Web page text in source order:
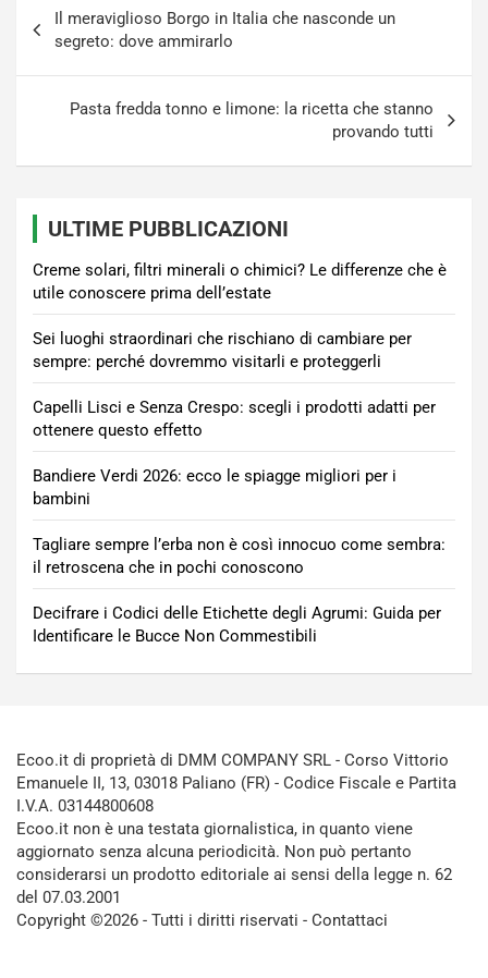
articoli
Il meraviglioso Borgo in Italia che nasconde un
segreto: dove ammirarlo
Pasta fredda tonno e limone: la ricetta che stanno
provando tutti
ULTIME PUBBLICAZIONI
Creme solari, filtri minerali o chimici? Le differenze che è
utile conoscere prima dell’estate
Sei luoghi straordinari che rischiano di cambiare per
sempre: perché dovremmo visitarli e proteggerli
Capelli Lisci e Senza Crespo: scegli i prodotti adatti per
ottenere questo effetto
Bandiere Verdi 2026: ecco le spiagge migliori per i
bambini
Tagliare sempre l’erba non è così innocuo come sembra:
il retroscena che in pochi conoscono
Decifrare i Codici delle Etichette degli Agrumi: Guida per
Identificare le Bucce Non Commestibili
Ecoo.it di proprietà di DMM COMPANY SRL - Corso Vittorio
Emanuele II, 13, 03018 Paliano (FR) - Codice Fiscale e Partita
I.V.A. 03144800608
Ecoo.it non è una testata giornalistica, in quanto viene
aggiornato senza alcuna periodicità. Non può pertanto
considerarsi un prodotto editoriale ai sensi della legge n. 62
del 07.03.2001
Copyright ©2026 - Tutti i diritti riservati - Contattaci